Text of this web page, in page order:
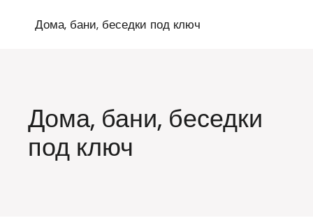
содержимому
Дома, бани, беседки под ключ
Дома, бани, беседки
под ключ